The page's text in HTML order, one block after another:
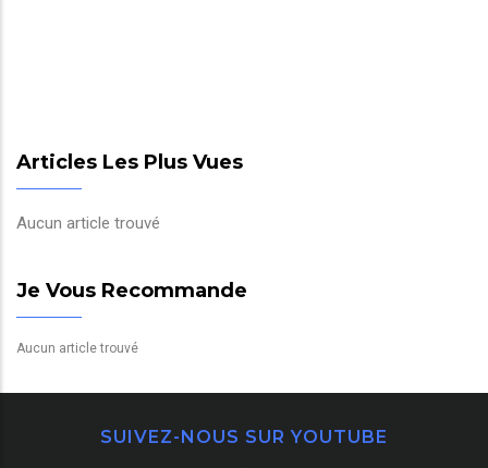
Articles Les Plus Vues
Aucun article trouvé
Je Vous Recommande
Aucun article trouvé
SUIVEZ-NOUS SUR YOUTUBE